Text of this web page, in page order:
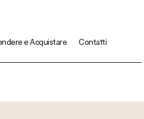
e Acquistare Contatti